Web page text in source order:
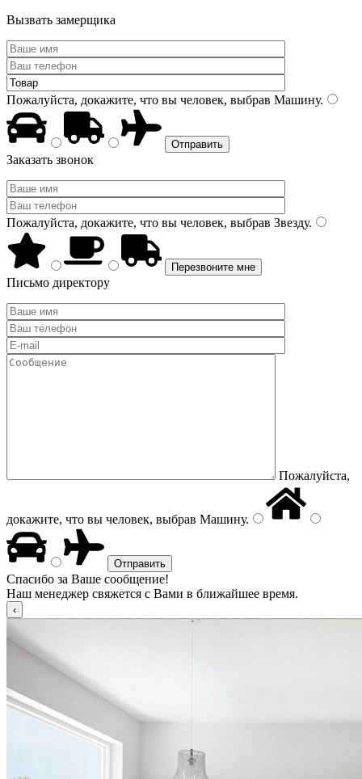
Вызвать замерщика
Пожалуйста, докажите, что вы человек, выбрав Машину.
Заказать звонок
Пожалуйста, докажите, что вы человек, выбрав Звезду.
Письмо директору
Пожалуйста,
докажите, что вы человек, выбрав Машину.
Спасибо за Ваше сообщение!
Наш менеджер свяжется с Вами в ближайшее время.